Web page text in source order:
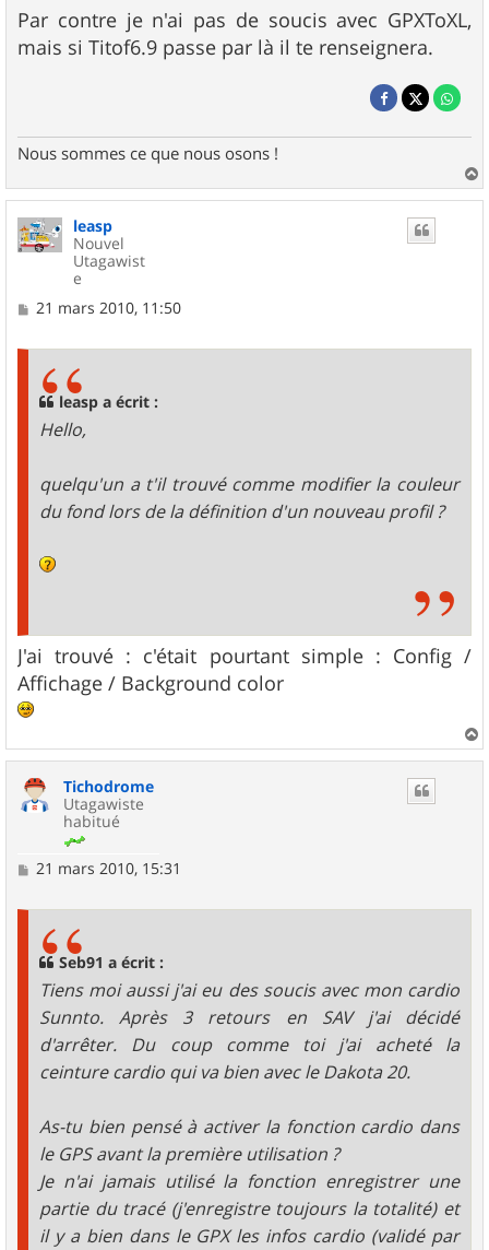
Par contre je n'ai pas de soucis avec GPXToXL,
mais si Titof6.9 passe par là il te renseignera.
Nous sommes ce que nous osons !
a
u
leasp
Nouvel
Utagawist
e
M
21 mars 2010, 11:50
leasp a écrit :
Hello,
quelqu'un a t'il trouvé comme modifier la couleur
du fond lors de la définition d'un nouveau profil ?
J'ai trouvé : c'était pourtant simple : Config /
Affichage / Background color
a
Tichodrome
Utagawiste
habitué
M
21 mars 2010, 15:31
Seb91 a écrit :
Tiens moi aussi j'ai eu des soucis avec mon cardio
Sunnto. Après 3 retours en SAV j'ai décidé
d'arrêter. Du coup comme toi j'ai acheté la
ceinture cardio qui va bien avec le Dakota 20.
As-tu bien pensé à activer la fonction cardio dans
le GPS avant la première utilisation ?
Je n'ai jamais utilisé la fonction enregistrer une
partie du tracé (j'enregistre toujours la totalité) et
il y a bien dans le GPX les infos cardio (validé par